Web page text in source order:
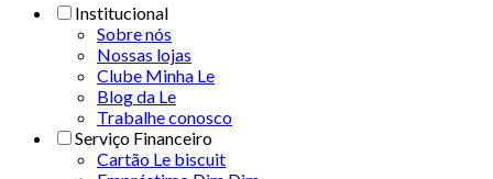
Institucional
Sobre nós
Nossas lojas
Clube Minha Le
Blog da Le
Trabalhe conosco
Serviço Financeiro
Cartão Le biscuit